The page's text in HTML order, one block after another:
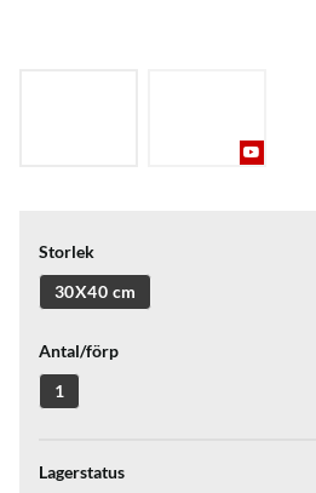
Storlek
30X40 cm
Antal/förp
1
Lagerstatus